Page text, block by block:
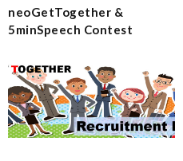
neoGetTogether &
5minSpeech Contest